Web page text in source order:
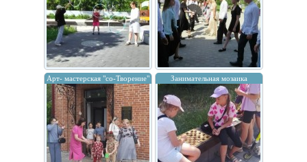
Арт- мастерская "со-Творение" Занимательная мозаика